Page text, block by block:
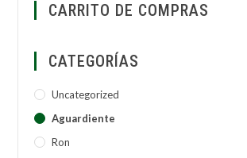
CARRITO DE COMPRAS
CATEGORÍAS
Uncategorized
Aguardiente
Ron